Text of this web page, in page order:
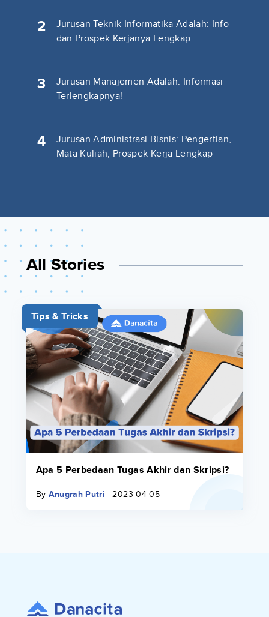
2
Jurusan Teknik Informatika Adalah: Info
dan Prospek Kerjanya Lengkap
3
Jurusan Manajemen Adalah: Informasi
Terlengkapnya!
4
Jurusan Administrasi Bisnis: Pengertian,
Mata Kuliah, Prospek Kerja Lengkap
All Stories
Tips & Tricks
Apa 5 Perbedaan Tugas Akhir dan Skripsi?
By Anugrah Putri 2023-04-05